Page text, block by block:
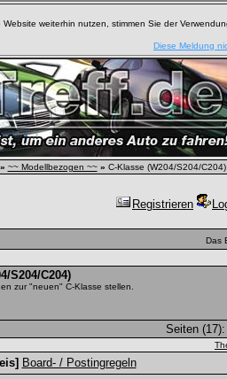
weiterhin nutzen, stimmen Sie der
Diese Meldung
» ~~ Modellbezogen ~~ » C-Klasse (W204/S204/C204)
Registrieren
Das
S204/C204)
zur "neuen" C-Klasse stellen.
Seiten (17):
Board- / Postingregeln